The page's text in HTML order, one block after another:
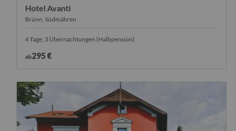
Hotel Avanti
Brünn, Südmähren
4 Tage, 3 Übernachtungen (Halbpension)
ab295 €